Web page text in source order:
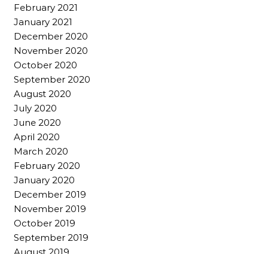
February 2021
January 2021
December 2020
November 2020
October 2020
September 2020
August 2020
July 2020
June 2020
April 2020
March 2020
February 2020
January 2020
December 2019
November 2019
October 2019
September 2019